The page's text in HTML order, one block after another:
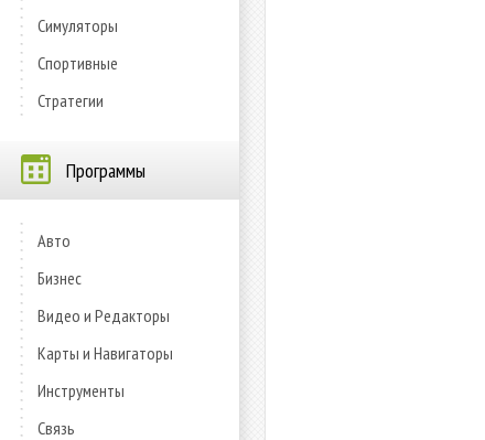
Симуляторы
Спортивные
Стратегии
Программы
Авто
Бизнес
Видео и Редакторы
Карты и Навигаторы
Инструменты
Связь